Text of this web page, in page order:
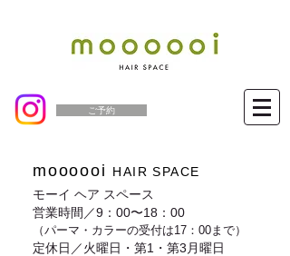
ご予約
moooooi
HAIR SPACE
モーイ ヘア スペース
営業時間／9：00〜18：00
（パーマ・カラーの受付は17：00まで）
定休日／火曜日・第1・第3月曜日